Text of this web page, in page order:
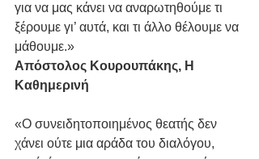
για να μας κάνει να αναρωτηθούμε τι
ξέρουμε γι’ αυτά, και τι άλλο θέλουμε να
μάθουμε.»
Απόστολος Κουρουπάκης, Η
Καθημερινή
«Ο συνειδητοποιημένος θεατής δεν
χάνει ούτε μια αράδα του διαλόγου,